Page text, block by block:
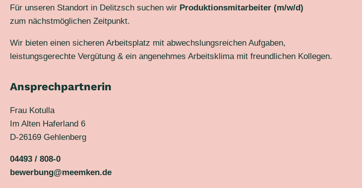
Für unseren Standort in Delitzsch suchen wir Produktionsmitarbeiter (m/w/d)
zum nächstmöglichen Zeitpunkt.
Wir bieten einen sicheren Arbeitsplatz mit abwechslungsreichen Aufgaben,
leistungsgerechte Vergütung & ein angenehmes Arbeitsklima mit freundlichen Kollegen.
Ansprechpartnerin
Frau Kotulla
Im Alten Haferland 6
D-26169 Gehlenberg
04493 / 808-0
bewerbung@meemken.de